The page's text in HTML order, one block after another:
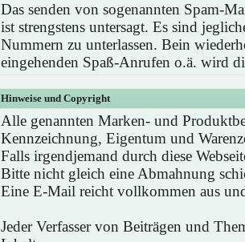
Das senden von sogenannten Spam-
ist strengstens untersagt. Es sind
Nummern zu unterlassen. Bein
eingehenden Spaß-Anrufen o.ä. wird
Hinweise und Copyright
Alle genannten Marken- und
Kennzeichnung, Eigentum und
Falls irgendjemand durch diese
Bitte nicht gleich eine Abmahnung
Eine E-Mail reicht vollkommen aus
Jeder Verfasser von Beiträgen und